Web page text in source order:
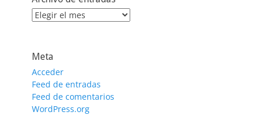
Archivo
Meta
Acceder
Feed de entradas
Feed de comentarios
WordPress.org